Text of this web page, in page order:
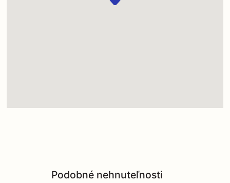
Podobné nehnuteľnosti